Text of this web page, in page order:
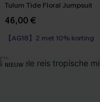
Tulum Tide Floral Jumpsuit
46,00 €
【AG18】2 met 10% korting
NIEUW